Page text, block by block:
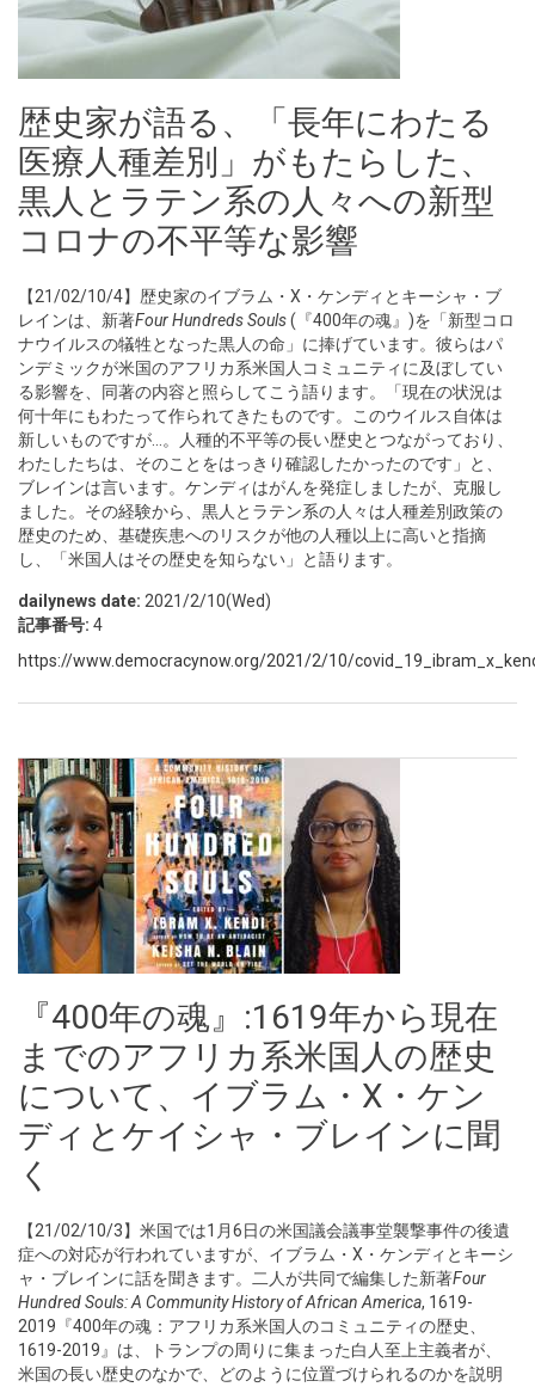
歴史家が語る、「長年にわたる
医療人種差別」がもたらした、
黒人とラテン系の人々への新型
コロナの不平等な影響
【21/02/10/4】歴史家のイブラム・X・ケンディとキーシャ・ブ
レインは、新著Four Hundreds Souls(『400年の魂』)を「新型コロ
ナウイルスの犠牲となった黒人の命」に捧げています。彼らはパ
ンデミックが米国のアフリカ系米国人コミュニティに及ぼしてい
る影響を、同著の内容と照らしてこう語ります。「現在の状況は
何十年にもわたって作られてきたものです。このウイルス自体は
新しいものですが…。人種的不平等の長い歴史とつながっており、
わたしたちは、そのことをはっきり確認したかったのです」と、
ブレインは言います。ケンディはがんを発症しましたが、克服し
ました。その経験から、黒人とラテン系の人々は人種差別政策の
歴史のため、基礎疾患へのリスクが他の人種以上に高いと指摘
し、「米国人はその歴史を知らない」と語ります。
dailynews date: 2021/2/10(Wed)
記事番号: 4
https://www.democracynow.org/2021/2/10/
『400年の魂』:1619年から現在
までのアフリカ系米国人の歴史
について、イブラム・X・ケン
ディとケイシャ・ブレインに聞
く
【21/02/10/3】米国では1月6日の米国議会議事堂襲撃事件の後遺
症への対応が行われていますが、イブラム・X・ケンディとキーシ
ャ・ブレインに話を聞きます。二人が共同で編集した新著Four
Hundred Souls: A Community History of African America, 1619-
2019『400年の魂：アフリカ系米国人のコミュニティの歴史、
1619-2019』は、トランプの周りに集まった白人至上主義者が、
米国の長い歴史のなかで、どのように位置づけられるのかを説明